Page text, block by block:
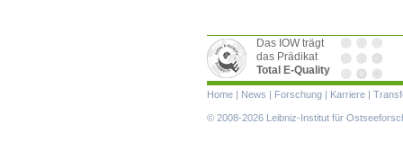
Das IOW trägt
das Prädikat
Total E-Quality
Navigation
überspringen
Home | News | Forschung | Karriere |
© 2008-2026 Leibniz-Institut für